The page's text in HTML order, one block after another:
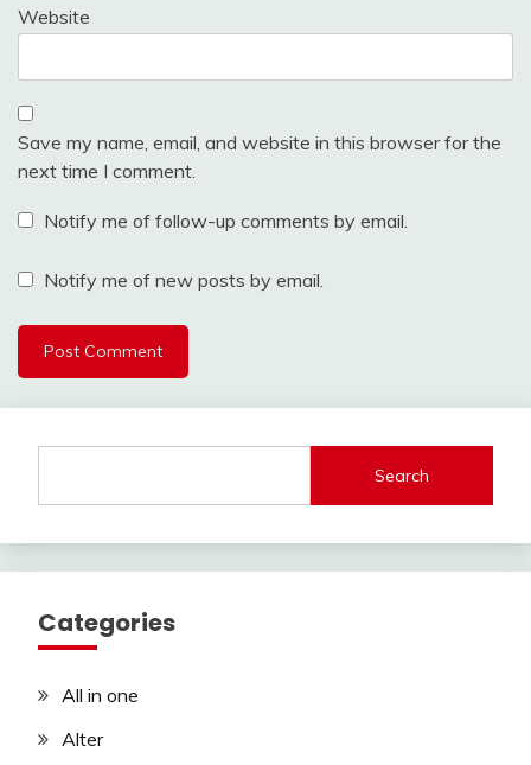
Website
Save my name, email, and website in this browser for the
next time I comment.
Notify me of follow-up comments by email.
Notify me of new posts by email.
Search
Categories
All in one
Alter